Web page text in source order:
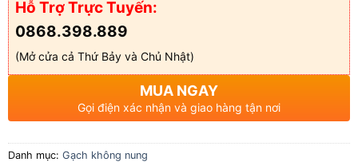
Hỗ Trợ Trực Tuyến:
0868.398.889
(Mở cửa cả Thứ Bảy và Chủ Nhật)
MUA NGAY
Gọi điện xác nhận và giao hàng tận nơi
Danh mục: Gạch không nung